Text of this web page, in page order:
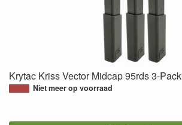
Krytac Kriss Vector Midcap 95rds 3-Pack
Niet meer op voorraad